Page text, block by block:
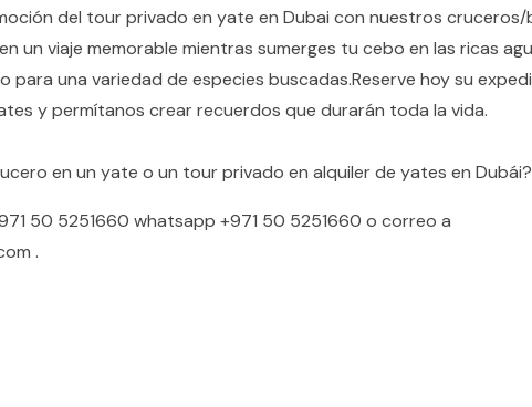
del tour privado en yate en Dubai con nuestros
un viaje memorable mientras sumerges tu cebo en las ricas
para una variedad de especies buscadas.Reserve hoy su
y permítanos crear recuerdos que durarán toda la vida.
en un yate o un tour privado en alquiler de yates en Dubái?
50 5251660 whatsapp +971 50 5251660 o correo a
.